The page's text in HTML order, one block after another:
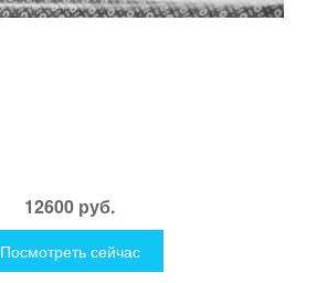
12600 руб.
Посмотреть сейчас